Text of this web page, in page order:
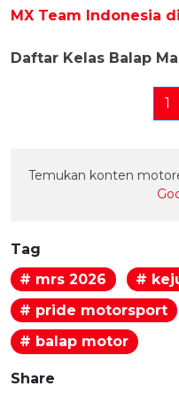
MX Team Indonesia
Daftar Kelas Balap
1
Temukan konten
Tag
# mrs 2026
#
# pride motorsport
# balap motor
Share